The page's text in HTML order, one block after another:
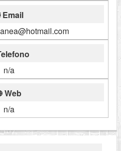
Email
n/a
Web
n/a